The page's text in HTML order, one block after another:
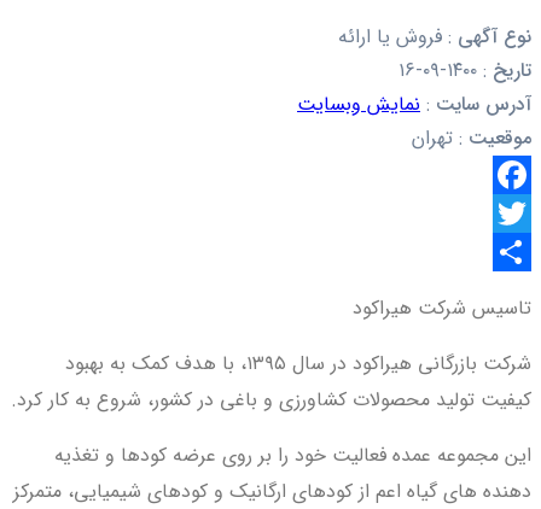
نوع آگهی : فروش یا ارائه
تاریخ :
آدرس سایت : نمایش وبسایت
موقعیت : تهران
Facebook
Twitter
تاسیس شرکت هیراکود
شرکت بازرگانی هیراکود در سال ۱۳۹۵، با هدف کمک به بهبود
کیفیت تولید محصولات کشاورزی و باغی در کشور، شروع به کار کرد.
این مجموعه عمده فعالیت خود را بر روی عرضه کودها و تغذیه
دهنده های گیاه اعم از کودهای ارگانیک و کودهای شیمیایی، متمرکز